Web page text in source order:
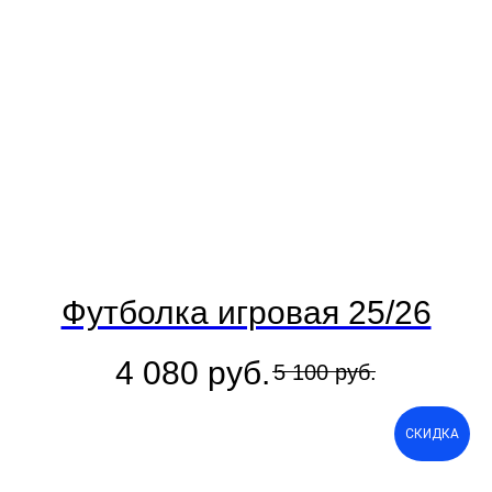
Футболка игровая 25/26
4 080 руб. 5 100 руб.
СКИДКА